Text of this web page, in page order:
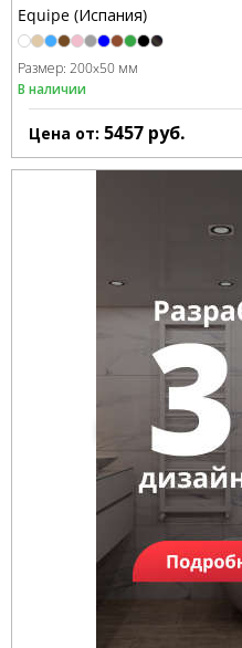
Equipe (Испания)
Размер: 200x50 мм
В наличии
Цена от: 5457 руб.